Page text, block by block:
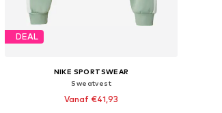
DEAL
NIKE SPORTSWEAR
Sweatvest
Vanaf €41,93